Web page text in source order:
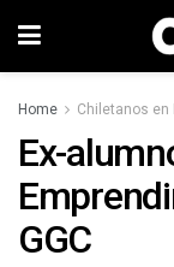
Home Chiletanos en
Ex-
GGC